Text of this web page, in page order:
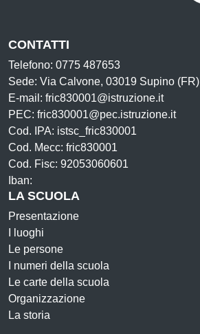
CONTATTI
Telefono: 0775 487653
Sede: Via Calvone, 03019 Supino (FR)
E-mail: fric830001@istruzione.it
PEC: fric830001@pec.istruzione.it
Cod. IPA: istsc_fric830001
Cod. Mecc: fric830001
Cod. Fisc: 92053060601
Iban:
LA SCUOLA
Presentazione
I luoghi
Le persone
I numeri della scuola
Le carte della scuola
Organizzazione
La storia